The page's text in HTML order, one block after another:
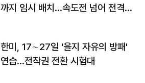
까지 임시 배치…속도전 넘어 전격
한미, 17∼27일 '을지 자유의 방패'
연습…전작권 전환 시험대